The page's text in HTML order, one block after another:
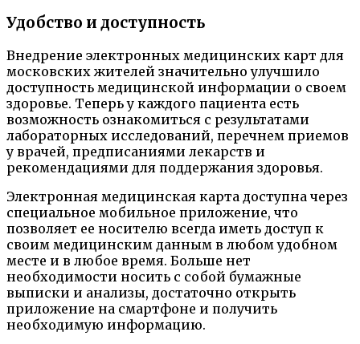
Удобство и доступность
Внедрение электронных медицинских карт для
московских жителей значительно улучшило
доступность медицинской информации о своем
здоровье. Теперь у каждого пациента есть
возможность ознакомиться с результатами
лабораторных исследований, перечнем приемов
у врачей, предписаниями лекарств и
рекомендациями для поддержания здоровья.
Электронная медицинская карта доступна через
специальное мобильное приложение, что
позволяет ее носителю всегда иметь доступ к
своим медицинским данным в любом удобном
месте и в любое время. Больше нет
необходимости носить с собой бумажные
выписки и анализы, достаточно открыть
приложение на смартфоне и получить
необходимую информацию.